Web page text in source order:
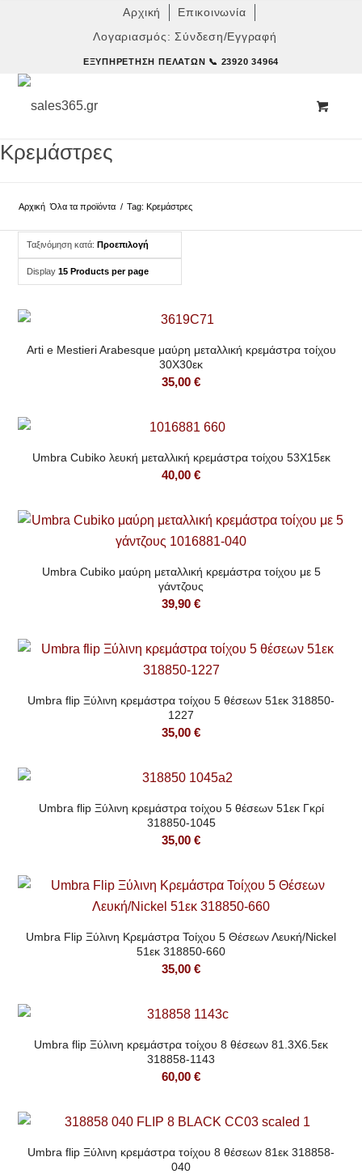
Αρχική
Επικοινωνία
Λογαριασμός: Σύνδεση/Εγγραφή
ΕΞΥΠΗΡΈΤΗΣΗ ΠΕΛΑΤΏΝ 📞 23920 34964
Κρεμάστρες
Αρχική Όλα τα προϊόντα / Tag: Κρεμάστρες
Ταξινόμηση κατά:Προεπιλογή
Display15 Products per page
Arti e Mestieri Arabesque μαύρη μεταλλική κρεμάστρα τοίχου
30Χ30εκ
35,00 €
Umbra Cubiko λευκή μεταλλική κρεμάστρα τοίχου 53Χ15εκ
40,00 €
Umbra Cubiko μαύρη μεταλλική κρεμάστρα τοίχου με 5
γάντζους
39,90 €
Umbra flip Ξύλινη κρεμάστρα τοίχου 5 θέσεων 51εκ 318850-
1227
35,00 €
Umbra flip Ξύλινη κρεμάστρα τοίχου 5 θέσεων 51εκ Γκρί
318850-1045
35,00 €
Umbra Flip Ξύλινη Κρεμάστρα Τοίχου 5 Θέσεων Λευκή/Nickel
51εκ 318850-660
35,00 €
Umbra flip Ξύλινη κρεμάστρα τοίχου 8 θέσεων 81.3Χ6.5εκ
318858-1143
60,00 €
Umbra flip Ξύλινη κρεμάστρα τοίχου 8 θέσεων 81εκ 318858-
040